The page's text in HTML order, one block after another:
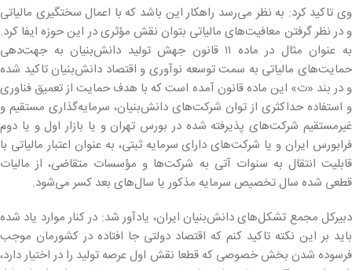
وی تاکید کرد: به نظر می‌رسد راهکار این باشد که با اعمال سختگیری مالیاتی
و در نظر گرفتن معافیت‌های مالیاتی بتوان نقش مؤثری در این حوزه ایفا کرد.
به عنوان مثال در ماده ۱۱ قانون جهش تولید دانش‌بنیان به جهت‌دهی
حمایت‌های مالیاتی به سمت توسعه نوآوری و اقتصاد دانش‌بنیان تاکید شده
و در بند «ت» این ماده قانون آمده است که با هدف حمایت از تعمیق فناوری
و استفاده حداکثری از توان شرکت‌های دانش‌بنیان، سرمایه‌گذاری مستقیم و
غیرمستقیم شرکت‌های پذیرفته شده در بورس تهران و یا بازار اول و یا دوم
فرابورس ایران و یا شرکت‌های دارای سرمایه ثبتی، به عنوان اعتبار مالیاتی با
قابلیت انتقال به سنوات آتی به شرکت‌ها و مؤسسات متقاضی، از مالیات
قطعی شده سال تخصیص سرمایه مذکور یا سال‌های بعد کسر می‌شود.
دبیرکل مجمع تشکل‌های دانش‌بنیان ایران، یادآور شد: در کنار موارد یاد شده
باید بر این نکته تاکید کنم که اقتصاد دولتی جا افتاده در کشورمان موجب
فرسوده شدن بخش خصوصی که قطعا نقش اول عرصه تولید را در اختیار دارد،